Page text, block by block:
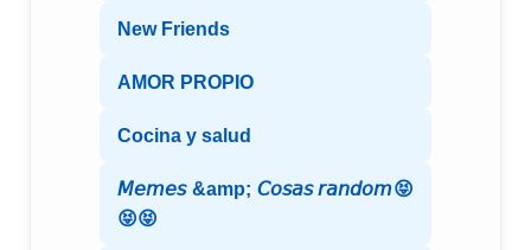
New Friends
AMOR PROPIO
Cocina y salud
𝘔𝘦𝘮𝘦𝘴 &amp; 𝘊𝘰𝘴𝘢𝘴 𝘳𝘢𝘯𝘥𝘰𝘮😝
😝😝